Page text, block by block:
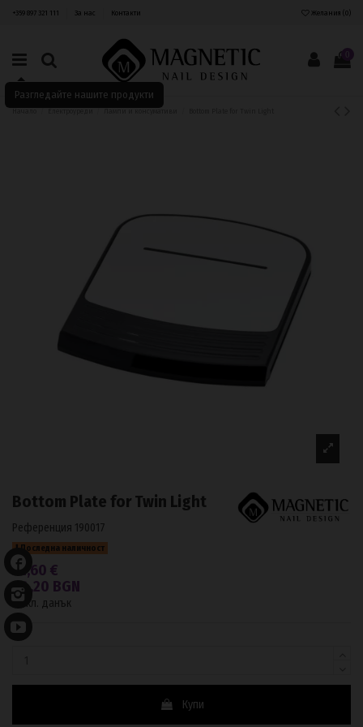
+359 897 321 111 За нас Контакти Желания (0)
Разгледайте нашите продукти
0
Начало Електроуреди Лампи и консумативи
Bottom Plate for Twin Light
Референция 190017
Последна наличност
22,60 €
44,20 BGN
С вкл. данък
Купи